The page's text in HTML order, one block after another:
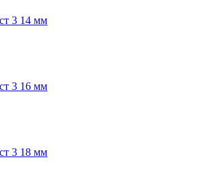
3 14 мм
3 16 мм
3 18 мм